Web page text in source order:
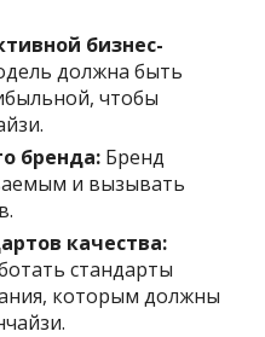
бизнес-
должна быть
чтобы
бренда: Бренд
и вызывать
качества:
стандарты
которым должны